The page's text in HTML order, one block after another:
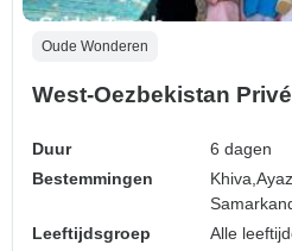
Oude Wonderen
West-Oezbekistan
Duur
6 dagen
Bestemmingen
Khiva,
Leeftijdsgroep
Alle